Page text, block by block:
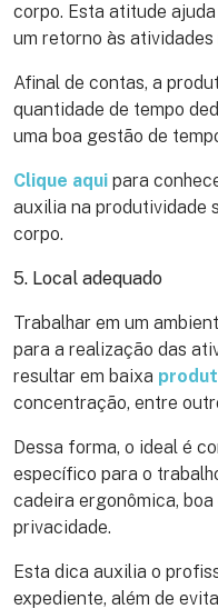
corpo. Esta atitude
um retorno às
Afinal de contas, a
quantidade de tempo
uma boa gestão de
Clique aqui para
auxilia na produtividade
corpo.
5. Local adequado
Trabalhar em um
para a realização das
resultar em baixa
concentração, entre
Dessa forma, o ideal é
específico para o
cadeira ergonômica,
privacidade.
Esta dica auxilia o
expediente, além de